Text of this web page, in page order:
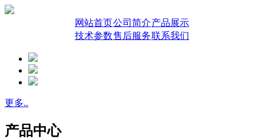
网站首页公司简介产品展示
技术参数售后服务联系我们
更多..
产品中心